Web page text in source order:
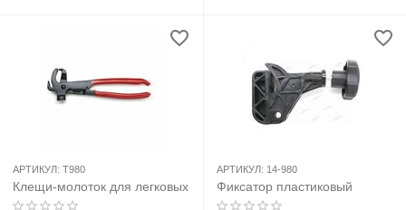
АРТИКУЛ: T980
Клещи-молоток для легковых
АРТИКУЛ: 14-980
Фиксатор пластиковый